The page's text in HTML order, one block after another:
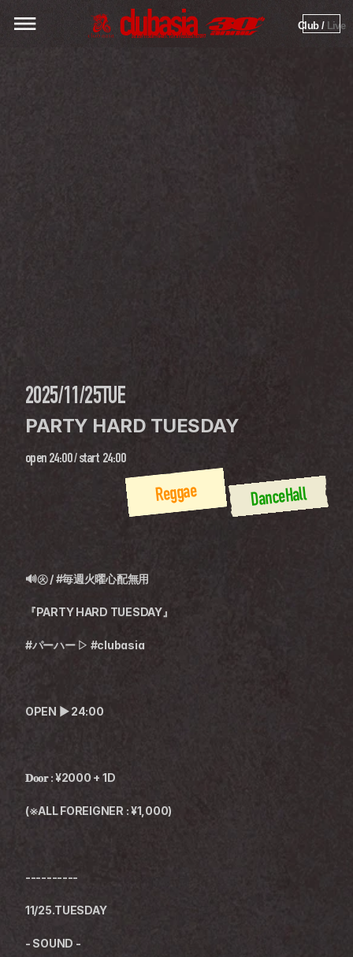
Club / Live
2025/11/25TUE
PARTY HARD TUESDAY
open 24:00 / start 24:00
DanceHall
Reggae
🔊㊋ / #毎週火曜心配無用
『PARTY HARD TUESDAY』
#パーハー ▷ #clubasia
OPEN ▶︎ 24:00
𝐃𝐨𝐨𝐫 : ¥2000 + 1D
(※ALL FOREIGNER : ¥1,000)
----------
11/25.TUESDAY
- SOUND -